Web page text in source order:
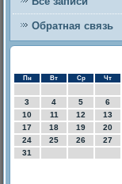
Обратная связь
Пн Вт Ср Чт
3
4 5 6
10
11 12 13
17
18 19 20
24
25 26 27
31